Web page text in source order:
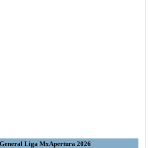
Liga MxApertura 2026